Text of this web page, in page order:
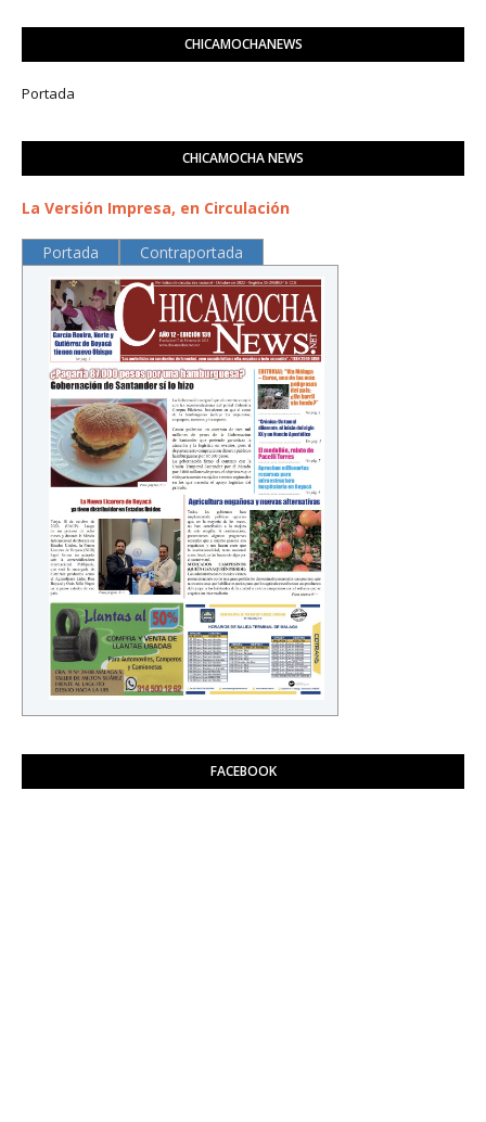
CHICAMOCHANEWS
Portada
CHICAMOCHA NEWS
La Versión Impresa, en Circulación
Portada Contraportada
FACEBOOK